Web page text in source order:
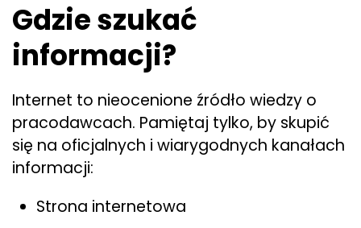
Gdzie szukać
informacji?
Internet to nieocenione źródło wiedzy o
pracodawcach. Pamiętaj tylko, by skupić
się na oficjalnych i wiarygodnych kanałach
informacji:
Strona internetowa